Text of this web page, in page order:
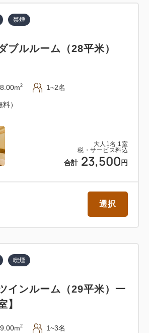
大人 1名 1室
税・サービス料込
合計 23,500 円
禁煙
ブルルーム（28平米）
2 1~2名
）
選択
喫煙
インルーム（29平米）一
】
2 1~3名